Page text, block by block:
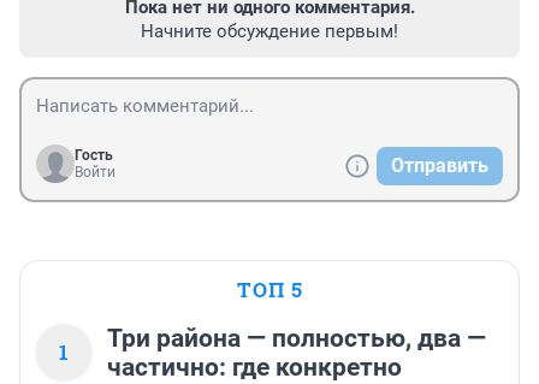
Пока нет ни одного комментария.
Начните обсуждение первым!
Гость
Войти
Отправить
ТОП 5
1
Три района — полностью, два —
частично: где конкретно